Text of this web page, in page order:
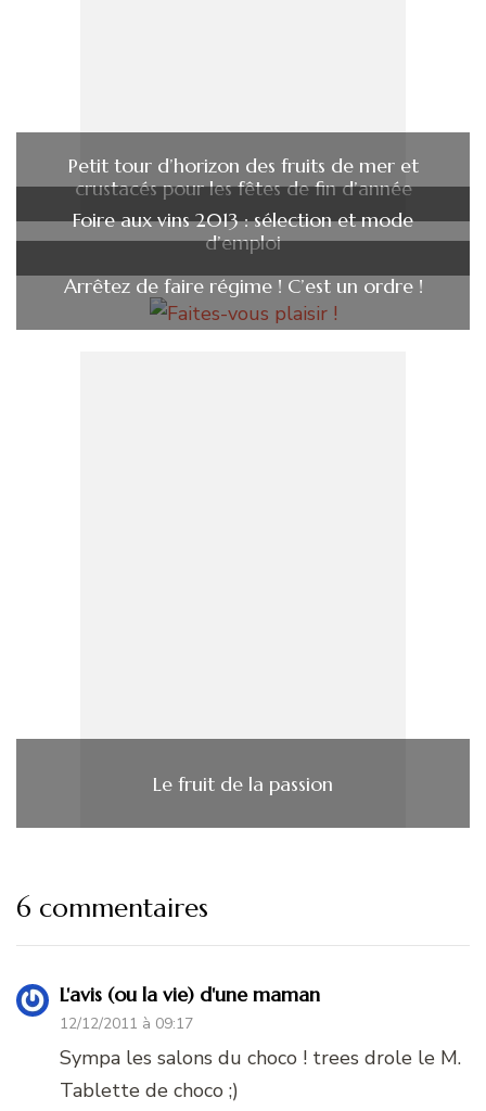
Petit tour d’horizon des fruits de mer et
crustacés pour les fêtes de fin d’année
Foire aux vins 2013 : sélection et mode
d’emploi
Arrêtez de faire régime ! C’est un ordre !
Le fruit de la passion
6 commentaires
L'avis (ou la vie) d'une maman
12/12/2011 à 09:17
Sympa les salons du choco ! trees drole le M.
Tablette de choco ;)